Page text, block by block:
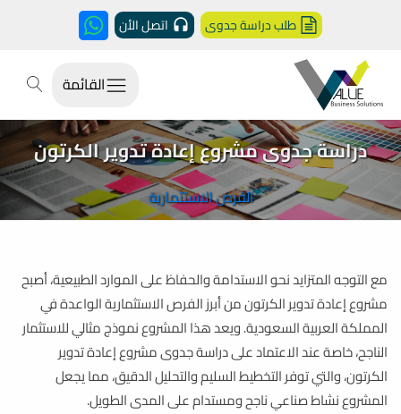
طلب دراسة جدوى اتصل الأن
القائمة
دراسة جدوى مشروع إعادة تدوير الكرتون
الفرص الاستثمارية
مع التوجه المتزايد نحو الاستدامة والحفاظ على الموارد الطبيعية، أصبح
مشروع إعادة تدوير الكرتون من أبرز الفرص الاستثمارية الواعدة في
المملكة العربية السعودية. ويعد هذا المشروع نموذج مثالي للاستثمار
الناجح، خاصة عند الاعتماد على دراسة جدوى مشروع إعادة تدوير
الكرتون، والتي توفر التخطيط السليم والتحليل الدقيق، مما يجعل
المشروع نشاط صناعي ناجح ومستدام على المدى الطويل.